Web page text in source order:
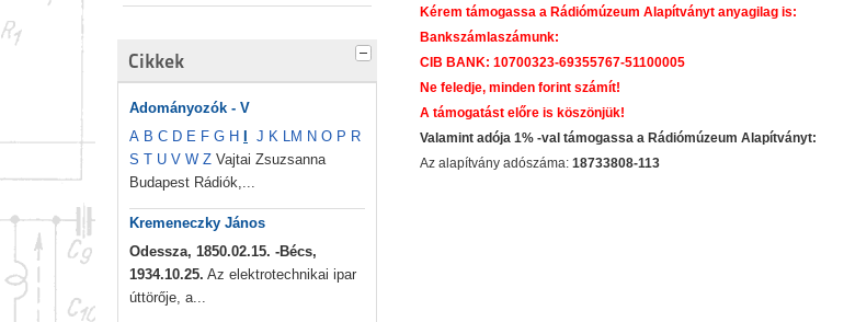
Cikkek
Adományozók - V
A B C D E F G H J K LM N O P R
S T U V W Z Vajtai Zsuzsanna
Budapest Rádiók,...
Kremeneczky János
Odessza, 1850.02.15. -Bécs,
1934.10.25. Az elektrotechnikai ipar
úttörője, a...
Kérem támogassa a Rádiómúzeum Alapítványt anyagilag is:
Bankszámlaszámunk:
CIB BANK: 10700323-69355767-51100005
Ne feledje, minden forint számít!
A támogatást előre is köszönjük!
Valamint adója 1% -val támogassa a Rádiómúzeum Alapítványt:
Az alapítvány adószáma:18733808-113